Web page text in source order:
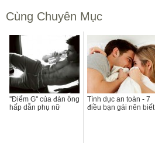
Cùng Chuyên Mục
''Điểm G'' của đàn ông
hấp dẫn phụ nữ
Tình dục an toàn - 7
điều bạn gái nên biết